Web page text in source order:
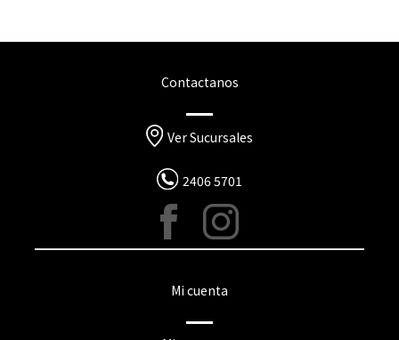
Contactanos
Ver Sucursales
2406 5701
Mi cuenta